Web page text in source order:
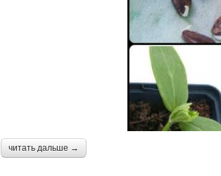
читать дальше →